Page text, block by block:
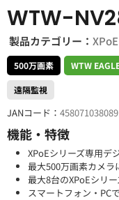
WTW-
製品カテゴリー：
500万画素 WTW
遠隔監視
JANコード：
機能・特徴
XPoEシリーズ専用デ
最大500万画素カメラ
最大8台のXPoEシリ
スマートフォン・PC